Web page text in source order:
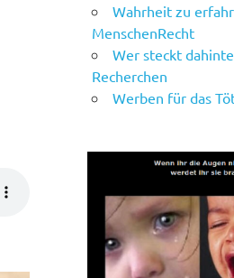
Wahrheit zu
MenschenRecht
Wer steckt
Recherchen
Werben für das